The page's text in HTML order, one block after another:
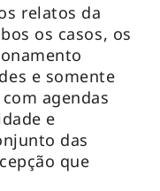
relatos da
os casos, os
e somente
agendas
e
das
que